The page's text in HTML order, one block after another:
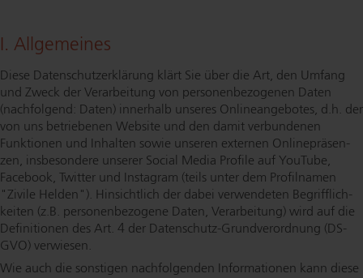
I. Allgemeines
Diese Da­ten­schut­z­er­klä­rung klärt Sie über die Art, den Umfang
und Zweck der Verarbeitung von per­so­nen­be­zo­ge­nen Daten
(nachfolgend: Daten) innerhalb unseres On­line­an­ge­bo­tes, d.h. der
von uns betriebenen Website und den damit verbundenen
Funktionen und Inhalten sowie unseren externen On­line­prä­sen­
zen, insbesondere unserer Social Media Profile auf YouTube,
Facebook, Twitter und Instagram (teils unter dem Profilnamen
"Zivile Helden"). Hinsichtlich der dabei verwendeten Be­griff­lich­
kei­ten (z.B. per­so­nen­be­zo­ge­ne Daten, Verarbeitung) wird auf die
Definitionen des Art. 4 der Da­ten­schutz-Grund­ver­ord­nung (DS-
GVO) verwiesen.
Wie auch die sonstigen nachfolgenden Informationen kann diese